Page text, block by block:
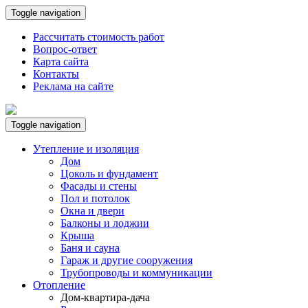
Toggle navigation
Рассчитать стоимость работ
Вопрос-ответ
Карта сайта
Контакты
Реклама на сайте
Toggle navigation
Утепление и изоляция
Дом
Цоколь и фундамент
Фасады и стены
Пол и потолок
Окна и двери
Балконы и лоджии
Крыша
Баня и сауна
Гараж и другие сооружения
Трубопроводы и коммуникации
Отопление
Дом-квартира-дача